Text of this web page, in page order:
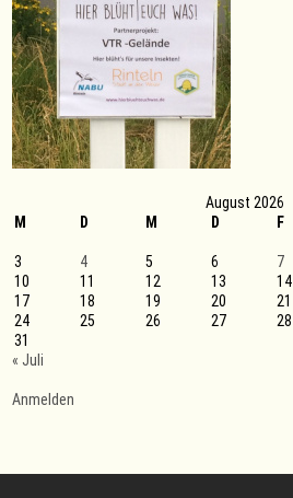
August 2026
M
D M D F
3
4 5 6 7
10
11 12 13 14
17
18 19 20 21
24
25 26 27 28
31
« Juli
Anmelden